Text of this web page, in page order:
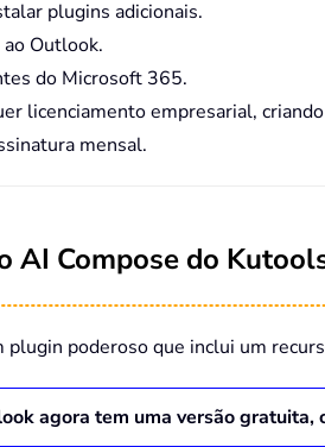
plugins adicionais.
Outlook.
do Microsoft 365.
licenciamento empresarial,
mensal.
AI Compose do
poderoso que inclui um
agora tem uma versão gratuita,